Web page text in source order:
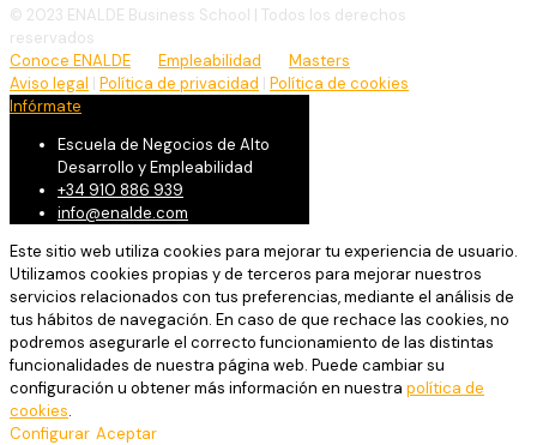
© 2023 ENALDE Business School | Todos los derechos
reservados
Conoce ENALDE
Empleabilidad
Masters
Aviso legal | Política de privacidad | Política de cookies
Infórmate
Escuela de Negocios de Alto
Desarrollo y Empleabilidad
+34 910 886 939
info@enalde.com
Este sitio web utiliza cookies para mejorar tu experiencia de usuario.
Utilizamos cookies propias y de terceros para mejorar nuestros
servicios relacionados con tus preferencias, mediante el análisis de
tus hábitos de navegación. En caso de que rechace las cookies, no
podremos asegurarle el correcto funcionamiento de las distintas
funcionalidades de nuestra página web. Puede cambiar su
configuración u obtener más información en nuestra política de
cookies.
Configurar Aceptar